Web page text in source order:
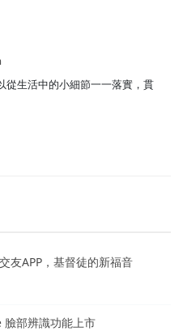
從生活中的小細節一一落實，貫
友APP，基督徒的新福音
部辨識功能上市